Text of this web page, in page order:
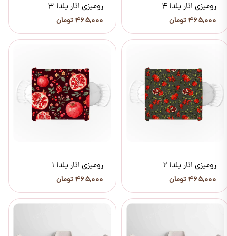
رومیزی انار یلدا 4
۴۶۵,۰۰۰ تومان
رومیزی انار یلدا 3
۴۶۵,۰۰۰ تومان
رومیزی انار یلدا 2
۴۶۵,۰۰۰ تومان
رومیزی انار یلدا 1
۴۶۵,۰۰۰ تومان